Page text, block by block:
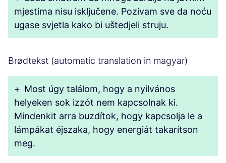
mjestima nisu isključene. Pozivam sve da noću
ugase svjetla kako bi uštedjeli struju.
Brødtekst (automatic translation in magyar)
+ Most úgy találom, hogy a nyilvános
helyeken sok izzót nem kapcsolnak ki.
Mindenkit arra buzdítok, hogy kapcsolja le a
lámpákat éjszaka, hogy energiát takarítson
meg.